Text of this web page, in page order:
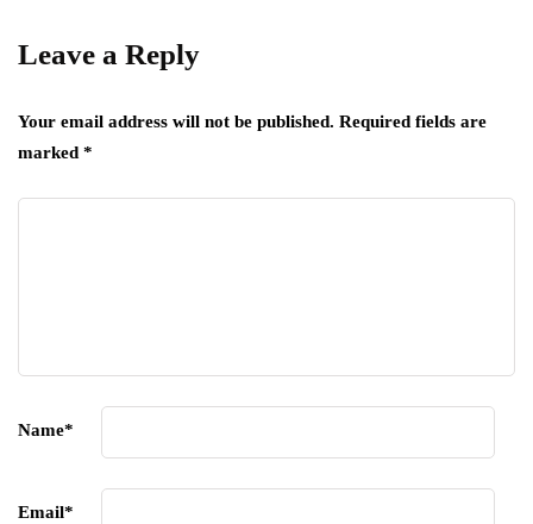
Leave a Reply
Your email address will not be published. Required fields are
marked *
Name*
Email*